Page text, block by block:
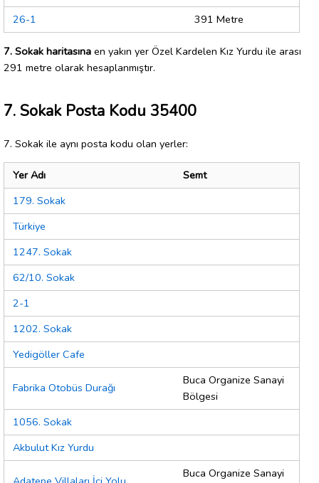
26-1
391 Metre
7. Sokak haritasına en yakın yer Özel Kardelen Kız Yurdu ile arası
291 metre olarak hesaplanmıştır.
7. Sokak Posta Kodu 35400
7. Sokak ile aynı posta kodu olan yerler:
Yer Adı
Semt
179. Sokak
Türkiye
1247. Sokak
62/10. Sokak
2-1
1202. Sokak
Yedigöller Cafe
Fabrika Otobüs Durağı
Buca Organize Sanayi
Bölgesi
1056. Sokak
Akbulut Kız Yurdu
Buca Organize Sanayi